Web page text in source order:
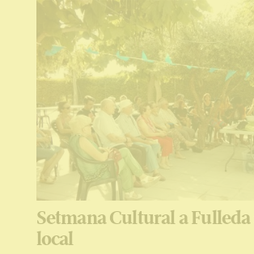
Setmana Cultural a
local